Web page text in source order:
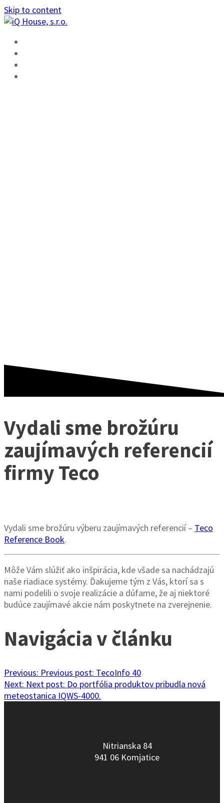
Skip to content
Vydali sme brožúru
zaujímavých referencií
firmy Teco
Vydali sme brožúru výberu zaujímavých referencií – Teco
Reference Book.
Môže Vám slúžiť ako inšpirácia, kde všade sa nachádzajú
naše riadiace systémy. Ďakujeme tým z Vás, ktorí sa s
nami podelili o svoje realizácie a dúfame, že aj niektoré
budúce zaujímavé akcie nám poskytnete na zverejnenie.
Navigácia v článku
Previous: Previous post: TecoInfo 40
Next: Next post: Do portfólia produktov pribudla nová
meteostanica IQWS-4000.
Nitrianska 84
941 06 Komjatice